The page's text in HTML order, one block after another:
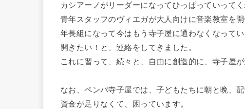
カシアーノがリーダーになってひっぱっていって
青年スタッフのヴィエガが大人向けに音楽教室を開
年長組になって今はもう寺子屋に通わなくなって
開きたい！と、連絡をしてきました。
これに習って、続々と、自由に創造的に、寺子屋
なお、ペンバ寺子屋では、子どもたちに朝と晩、配
資金が足りなくて、困っています。